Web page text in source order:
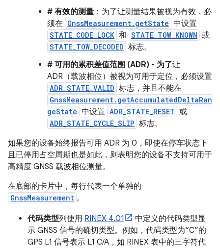
# 有效的测量 ：为了让测量结果被视为有效，必
须在 GnssMeasurement.getState 中设置
STATE_CODE_LOCK 和 STATE_TOW_KNOWN 或
STATE_TOW_DECODED 标志。
# 可用的累积差值范围 (ADR) - 为了让
ADR（载波相位）被视为可用于定位，必须设置
ADR_STATE_VALID 标志，并且不能在
GnssMeasurement.getAccumulatedDeltaRan
geState 中设置 ADR_STATE_RESET 或
ADR_STATE_CYCLE_SLIP 标志。
如果您的设备始终报告可用 ADR 为 0，即使在停车状态下
且已停用占空周期也是如此，则表明您的设备不支持可用于
高精度 GNSS 载波相位测量。
在底部的卡片中，每行代表一个单独的
GnssMeasurement 。
代码类型列使用 RINEX 4.01
中定义的代码类型显
示 GNSS 信号的确切类型。例如，代码类型为“C”的
GPS L1 信号表示 L1 C/A，如 RINEX 表中的三字符代